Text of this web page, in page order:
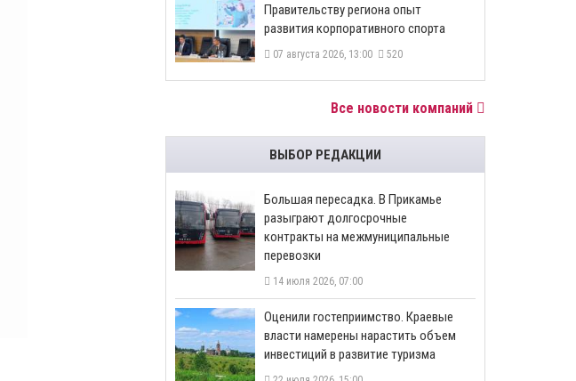
Правительству региона опыт
развития корпоративного спорта
07 августа 2026, 13:00 520
Все новости компаний
ВЫБОР РЕДАКЦИИ
Большая пересадка. В Прикамье
разыграют долгосрочные
контракты на межмуниципальные
перевозки
14 июля 2026, 07:00
Оценили гостеприимство. Краевые
власти намерены нарастить объем
инвестиций в развитие туризма